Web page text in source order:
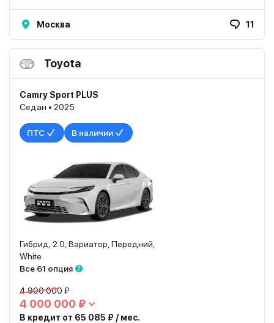
Москва 11
Toyota
Camry Sport PLUS
Седан • 2025
ПТС В наличии
Гибрид, 2.0, Вариатор, Передний,
White
Все 61 опция
4 900 000 ₽
4 000 000 ₽
В кредит от 65 085 ₽ / мес.